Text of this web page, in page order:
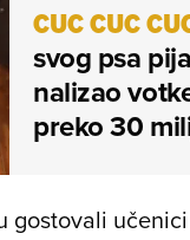
CUC CUC
svog psa
nalizao
preko 30
gostovali